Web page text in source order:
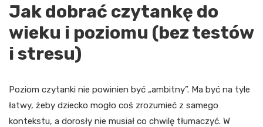
Jak dobrać czytankę do
wieku i poziomu (bez testów
i stresu)
Poziom czytanki nie powinien być „ambitny”. Ma być na tyle
łatwy, żeby dziecko mogło coś zrozumieć z samego
kontekstu, a dorosły nie musiał co chwilę tłumaczyć. W